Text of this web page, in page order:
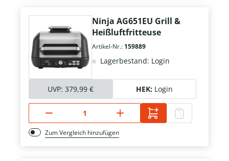
Ninja AG651EU Grill &
Heißluftfritteuse
Artikel-Nr.: 159889
Lagerbestand: Login
UVP: 379,99 € HEK: Login
Zum Vergleich hinzufügen